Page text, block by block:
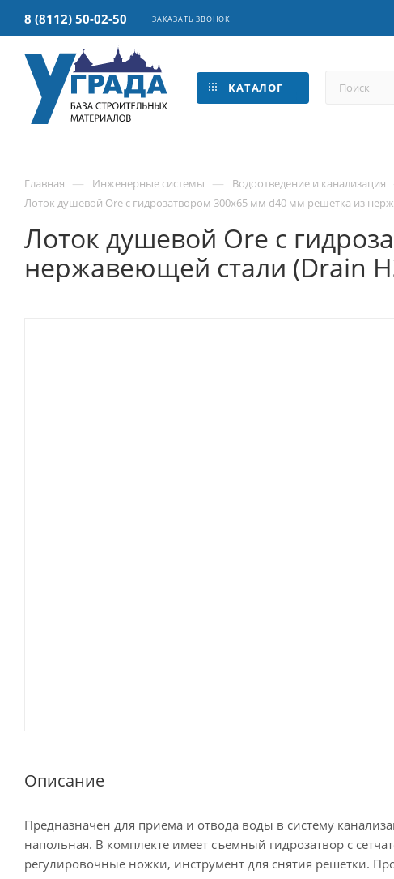
8 (8112) 50-02-50 ЗАКАЗАТЬ ЗВОНОК
КАТАЛОГ
Главная — Инженерные системы — Водоотведение и канализация
Лоток душевой Ore с гидрозатвором 300х65 мм d40 мм решетка из
Лоток душевой Ore с
нержавеющей стали (Drain
Описание
Предназначен для приема и отвода воды в систему
напольная. В комплекте имеет съемный гидрозатвор с
регулировочные ножки, инструмент для снятия решетки.